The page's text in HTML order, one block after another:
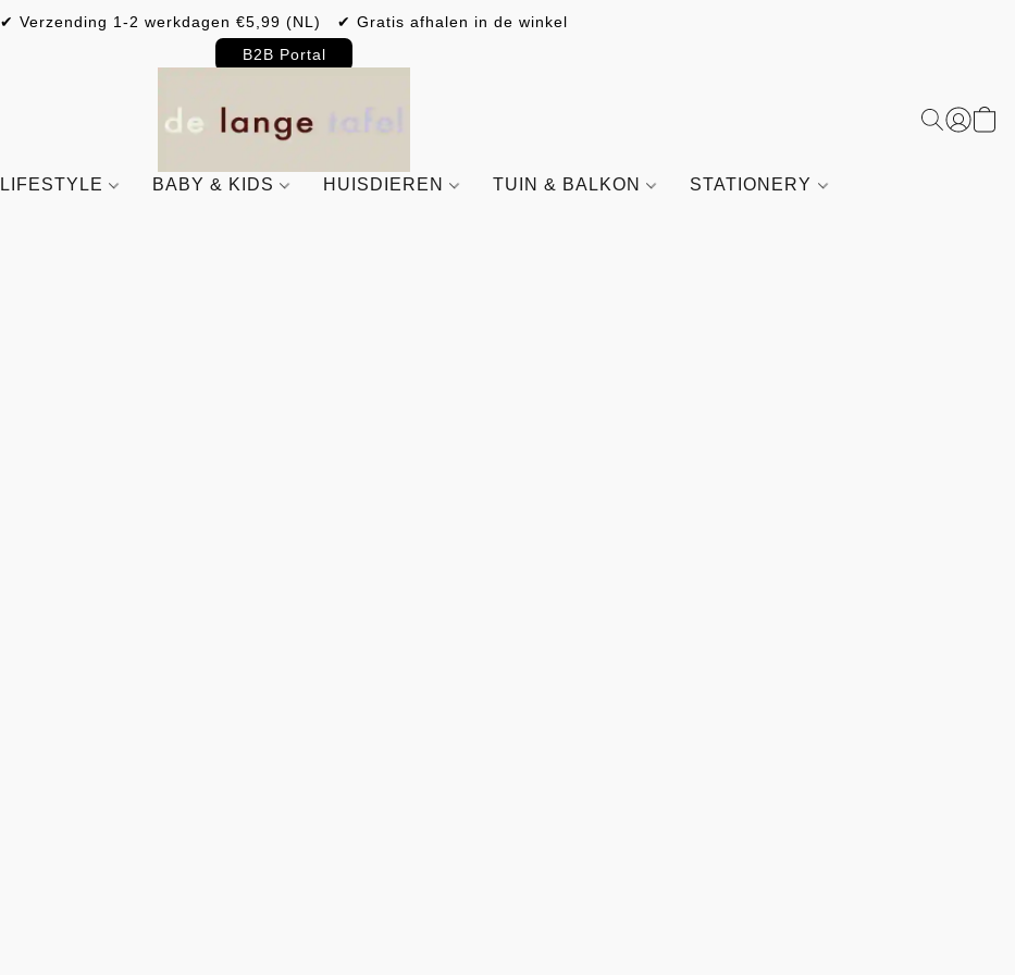
✔ Verzending 1-2 werkdagen €5,99 (NL) ✔ Gratis afhalen in de winkel
B2B Portal
LIFESTYLE BABY & KIDS HUISDIEREN TUIN & BALKON STATIONERY